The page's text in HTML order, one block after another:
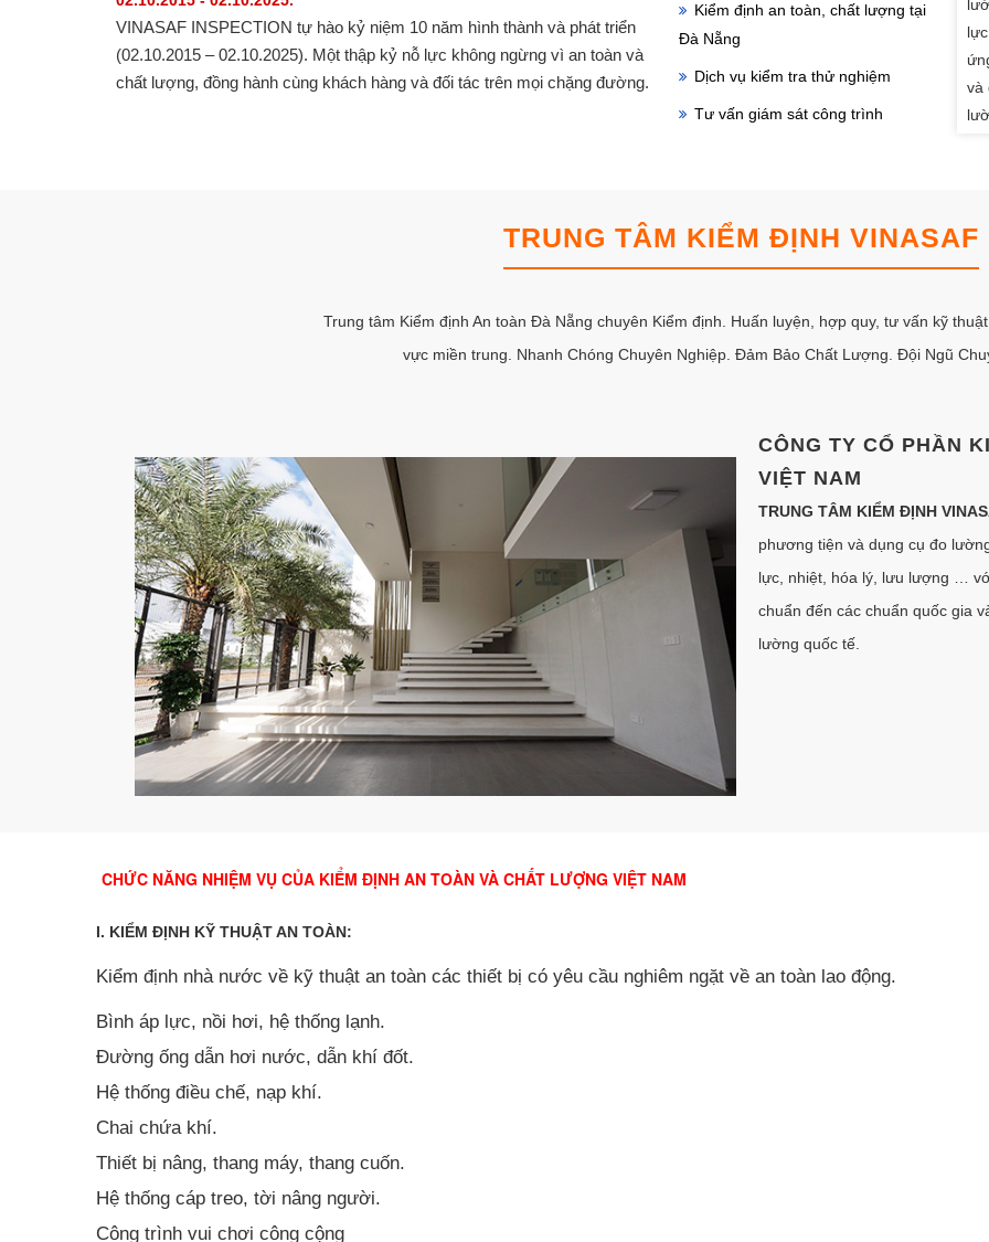
VINASAF INSPECTION tự hào kỷ niệm 10 năm hình thành và phát triển
(02.10.2015 – 02.10.2025). Một thập kỷ nỗ lực không ngừng vì an toàn và
chất lượng, đồng hành cùng khách hàng và đối tác trên mọi chặng đường.
Kiểm định an toàn, chất lượng tại
Đà Nẵng
Dịch vụ kiểm tra thử nghiệm
Tư vấn giám sát công trình
và
TRUNG TÂM KIỂM ĐỊNH VINASAF
Trung tâm Kiểm định An toàn Đà Nẵng chuyên Kiểm định. Huấn luyện, hợp quy, tư vấn kỹ
vực miền trung. Nhanh Chóng Chuyên Nghiệp. Đảm Bảo Chất Lượng. Đội Ngũ
CÔNG TY CỔ PHẦN
VIỆT NAM
TRUNG TÂM KIỂM ĐỊNH
phương tiện và dụng cụ đo
lực, nhiệt, hóa lý, lưu lượng …
chuẩn đến các chuẩn quốc gia
lường quốc tế.
CHỨC NĂNG NHIỆM VỤ CỦA KIỂM ĐỊNH AN TOÀN VÀ CHẤT LƯỢNG VIỆT NAM
I. KIỂM ĐỊNH KỸ THUẬT AN TOÀN:
Kiểm định nhà nước về kỹ thuật an toàn các thiết bị có yêu cầu nghiêm ngặt về an toàn lao động.
Bình áp lực, nồi hơi, hệ thống lạnh.
Đường ống dẫn hơi nước, dẫn khí đốt.
Hệ thống điều chế, nạp khí.
Chai chứa khí.
Thiết bị nâng, thang máy, thang cuốn.
Hệ thống cáp treo, tời nâng người.
Công trình vui chơi công cộng